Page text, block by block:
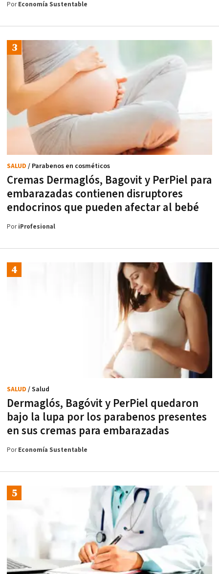
PorEconomía Sustentable
Cremas Dermaglós, Bagovit y PerPiel para
embarazadas contienen disruptores
endocrinos que pueden afectar al bebé
SALUD / Parabenos en cosméticos
PoriProfesional
Dermaglós, Bagóvit y PerPiel quedaron
bajo la lupa por los parabenos presentes
en sus cremas para embarazadas
SALUD / Salud
PorEconomía Sustentable